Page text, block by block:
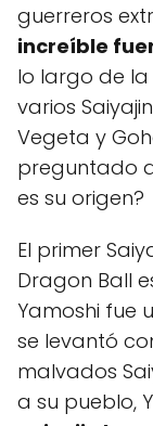
guerreros
increíble
lo largo de la
varios
Vegeta y
preguntado
es su origen?
El primer
Dragon Ball
Yamoshi fue
se levantó
malvados
a su pueblo,